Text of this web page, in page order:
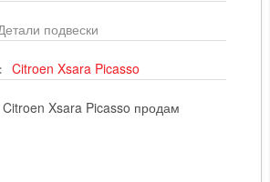
подвески
Citroen Xsara Picasso
Xsara Picasso продам